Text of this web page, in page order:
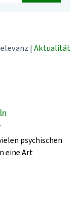
| Aktualität
psychischen
eine Art